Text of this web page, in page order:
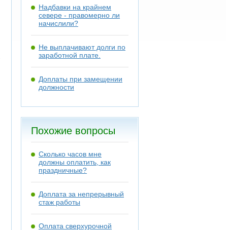
Надбавки на крайнем
севере - правомерно ли
начислили?
Не выплачивают долги по
заработной плате.
Доплаты при замещении
должности
Похожие вопросы
Сколько часов мне
должны оплатить, как
праздничные?
Доплата за непрерывный
стаж работы
Оплата сверхурочной